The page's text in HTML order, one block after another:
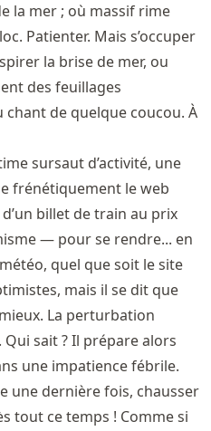
la mer ; où massif rime
Patienter. Mais s’occuper
la brise de mer, ou
des feuillages
de quelque coucou. À
sursaut d’activité, une
frénétiquement le web
billet de train au prix
— pour se rendre... en
quel que soit le site
mais il se dit que
La perturbation
sait ? Il prépare alors
une impatience fébrile.
une dernière fois, chausser
tout ce temps ! Comme si